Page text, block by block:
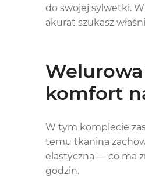
do swojej sylwetki.
akurat szukasz
komfort
W tym komplecie
temu tkanina
elastyczna — co ma
godzin.